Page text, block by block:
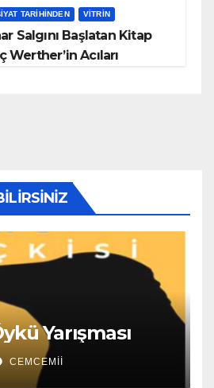
TARIHINDEN VITRIN
Salgını Başlatan Kitap
Werther’in Acıları
Yarışması
CEMCEMII